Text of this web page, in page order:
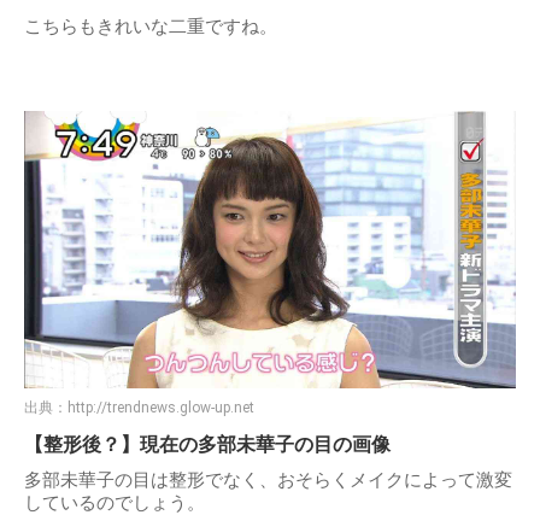
こちらもきれいな二重ですね。
出典： http://trendnews.glow-up.net
【整形後？】現在の多部未華子の目の画像
多部未華子の目は整形でなく、おそらくメイクによって激変
しているのでしょう。